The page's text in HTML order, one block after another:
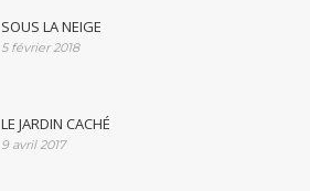
SOUS LA NEIGE
5 février 2018
LE JARDIN CACHÉ
9 avril 2017